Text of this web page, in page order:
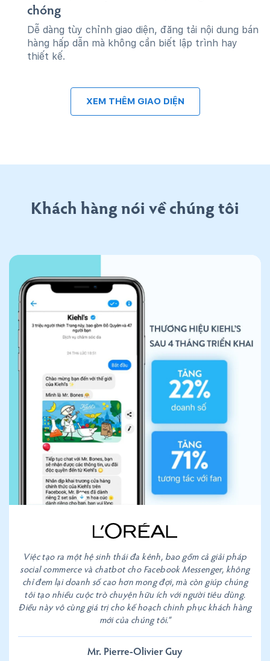
chóng
Dễ dàng tùy chỉnh giao diện, đăng tải nội dung bán
hàng hấp dẫn mà không cần biết lập trình hay
thiết kế.
XEM THÊM GIAO DIỆN
Khách hàng nói về chúng tôi
Việc tạo ra một hệ sinh thái đa kênh, bao gồm cả giải pháp
social commerce và chatbot cho Facebook Messenger, không
chỉ đem lại doanh số cao hơn mong đợi, mà còn giúp chúng
tôi tạo nhiều cuộc trò chuyện hữu ích với người tiêu dùng.
Điều này vô cùng giá trị cho kế hoạch chinh phục khách hàng
mới của chúng tôi.”
Mr. Pierre-Olivier Guy